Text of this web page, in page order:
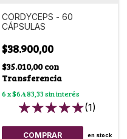
CORDYCEPS - 60
CÁPSULAS
$38.900,00
$35.010,00con
Transferencia
6x$6.483,33sin interés
(1)
en stock